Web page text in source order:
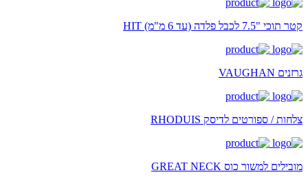
קטר תוכי "7.5 לכבל פלדה (עד 6 מ"מ) HIT
גרזנים VAUGHAN
צלחות / ספורטים לדיסק RHODUIS
מובילים למשור כוס GREAT NECK